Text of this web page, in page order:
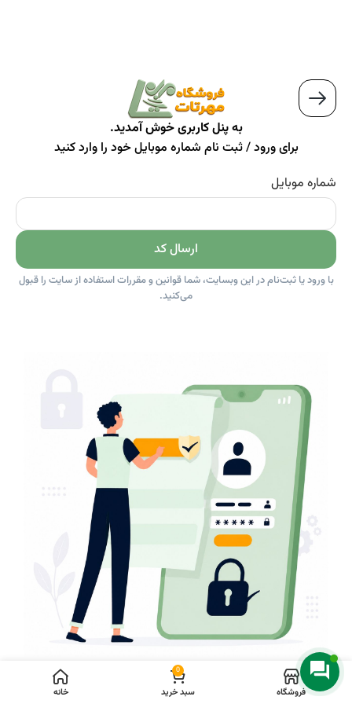
به پنل کاربری خوش آمدید.
برای ورود / ثبت نام شماره موبایل خود را وارد کنید
شماره موبایل
ارسال کد
با ورود یا ثبت‌نام در این وبسایت، شما قوانین و مقررات استفاده از سایت را قبول
می‌کنید.
فروشگاه
0
سبد خرید خانه